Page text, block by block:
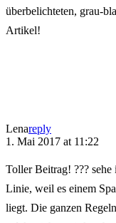
überbelichteten, grau-
Artikel!
Lenareply
1. Mai 2017 at 11:22
Toller Beitrag! ???
Linie, weil es einem
liegt. Die ganzen